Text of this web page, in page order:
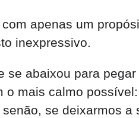
apenas um
inexpressivo.
se abaixou para
o mais calmo
se deixarmos